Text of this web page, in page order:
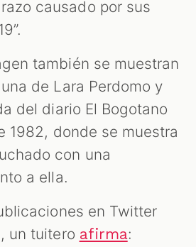
causado por sus
también se muestran
de Lara Perdomo y
del diario El Bogotano
1982, donde se muestra
con una
a ella.
en Twitter
un tuitero afirma: